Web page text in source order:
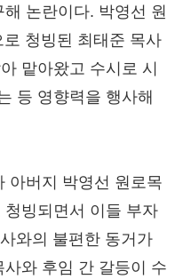
논란이다. 박영선 원
청빙된 최태준 목사
맡아왔고 수시로 시
등 영향력을 행사해
아버지 박영선 원로목
빙되면서 이들 부자
와의 불편한 동거가
와 후임 간 갈등이 수